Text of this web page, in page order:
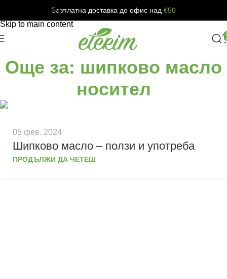
Skip to navigation
Skip to main content
Безплатна доставка до офис над €50
Още за: шипково масло
носител
05 фев. 2024
Шипково масло – ползи и употреба
ПРОДЪЛЖИ ДА ЧЕТЕШ